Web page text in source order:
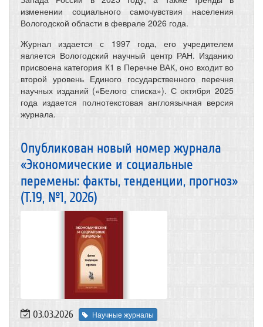
изменении социального самочувствия населения
Вологодской области в феврале 2026 года.
Журнал издается с 1997 года, его учредителем
является Вологодский научный центр РАН. Изданию
присвоена категория К1 в Перечне ВАК, оно входит во
второй уровень Единого государственного перечня
научных изданий («Белого списка»). С октября 2025
года издается полнотекстовая англоязычная версия
журнала.
Опубликован новый номер журнала
«Экономические и социальные
перемены: факты, тенденции, прогноз»
(Т.19, №1, 2026)
03.03.2026 Научные журналы